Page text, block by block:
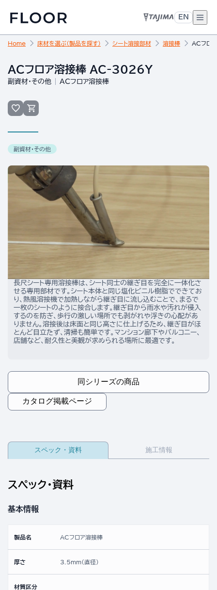
EN
Home 床材を選ぶ（製品を探す） シート溶接部材 溶接棒 ACフロ
ACフロア溶接棒 AC-3026Y
副資材・その他 ACフロア溶接棒
副資材・その他
長尺シート専用溶接棒は、シート同士の継ぎ目を完全に一体化さ
せる専用部材です。シート本体と同じ塩化ビニル樹脂でできてお
り、熱風溶接機で加熱しながら継ぎ目に流し込むことで、まるで
一枚のシートのように接合します。継ぎ目から雨水や汚れが侵入
するのを防ぎ、歩行の激しい場所でも剥がれや浮きの心配があ
りません。溶接後は床面と同じ高さに仕上げるため、継ぎ目がほ
とんど目立たず、清掃も簡単です。マンション廊下やバルコニー、
店舗など、耐久性と美観が求められる場所に最適です。
同シリーズの商品
カタログ掲載ページ
スペック・資料 施工情報
スペック・資料
基本情報
製品名 ACフロア溶接棒
厚さ 3.5mm(直径)
材質区分